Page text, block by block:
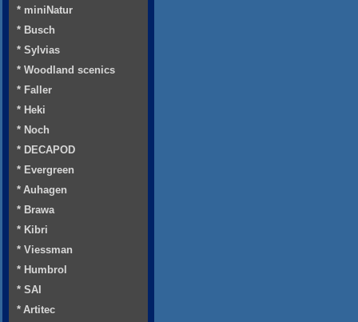
* miniNatur
* Busch
* Sylvias
* Woodland scenics
* Faller
* Heki
* Noch
* DECAPOD
* Evergreen
* Auhagen
* Brawa
* Kibri
* Viessman
* Humbrol
* SAI
* Artitec